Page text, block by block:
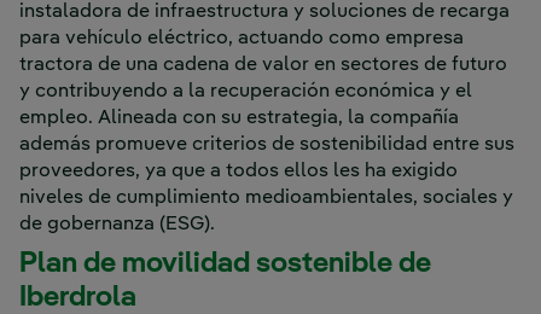
instaladora de infraestructura y soluciones de recarga
para vehículo eléctrico, actuando como empresa
tractora de una cadena de valor en sectores de futuro
y contribuyendo a la recuperación económica y el
empleo. Alineada con su estrategia, la compañía
además promueve criterios de sostenibilidad entre sus
proveedores, ya que a todos ellos les ha exigido
niveles de cumplimiento medioambientales, sociales y
de gobernanza (ESG).
Plan de movilidad sostenible de
Iberdrola